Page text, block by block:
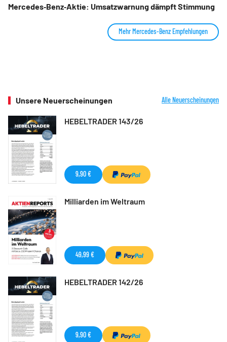
Mercedes‑Benz‑Aktie: Umsatzwarnung dämpft Stimmung
Mehr Mercedes-Benz Empfehlungen
Unsere Neuerscheinungen Alle Neuerscheinungen
HEBELTRADER 143/26
9,90 €
Milliarden im Weltraum
49,99 €
HEBELTRADER 142/26
9,90 €